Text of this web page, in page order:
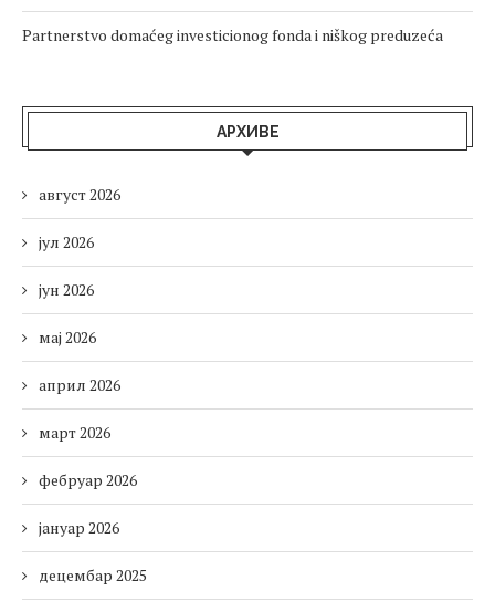
Partnerstvo domaćeg investicionog fonda i niškog preduzeća
АРХИВЕ
август 2026
јул 2026
јун 2026
мај 2026
април 2026
март 2026
фебруар 2026
јануар 2026
децембар 2025